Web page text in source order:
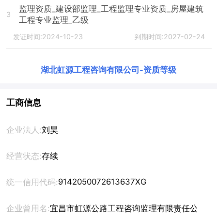
3
监理资质_建设部监理_工程监理专业资质_房屋建筑
工程专业监理_乙级
发证时间:2024-10-23 到期时间:2027-02-24
湖北虹源工程咨询有限公司 -资质等级
工商信息
企业法人:刘昊
经营状态:存续
统一信用代码:9142050072613637XG
企业曾用名:宜昌市虹源公路工程咨询监理有限责任公司